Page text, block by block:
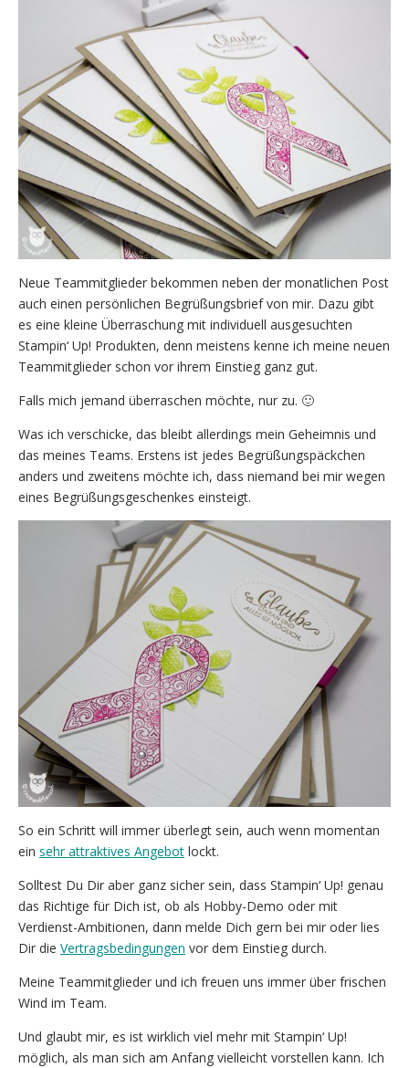
Neue Teammitglieder bekommen neben der monatlichen Post
auch einen persönlichen Begrüßungsbrief von mir. Dazu gibt
es eine kleine Überraschung mit individuell ausgesuchten
Stampin‘ Up! Produkten, denn meistens kenne ich meine neuen
Teammitglieder schon vor ihrem Einstieg ganz gut.
Falls mich jemand überraschen möchte, nur zu. 🙂
Was ich verschicke, das bleibt allerdings mein Geheimnis und
das meines Teams. Erstens ist jedes Begrüßungspäckchen
anders und zweitens möchte ich, dass niemand bei mir wegen
eines Begrüßungsgeschenkes einsteigt.
So ein Schritt will immer überlegt sein, auch wenn momentan
ein sehr attraktives Angebot lockt.
Solltest Du Dir aber ganz sicher sein, dass Stampin‘ Up! genau
das Richtige für Dich ist, ob als Hobby-Demo oder mit
Verdienst-Ambitionen, dann melde Dich gern bei mir oder lies
Dir die Vertragsbedingungen vor dem Einstieg durch.
Meine Teammitglieder und ich freuen uns immer über frischen
Wind im Team.
Und glaubt mir, es ist wirklich viel mehr mit Stampin‘ Up!
möglich, als man sich am Anfang vielleicht vorstellen kann. Ich